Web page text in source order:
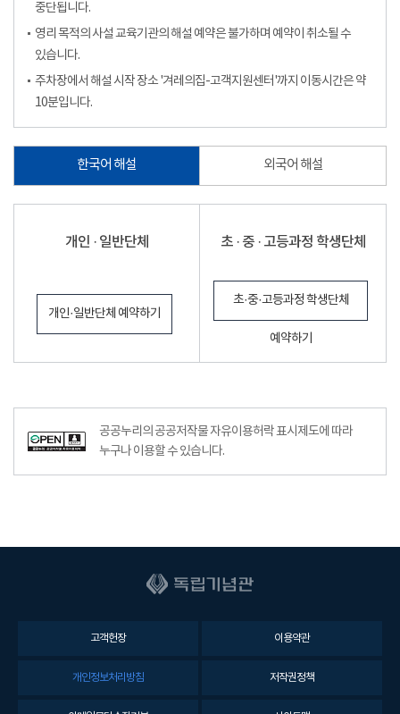
중단됩니다.
영리 목적의 사설 교육기관의 해설 예약은 불가하며 예약이 취소될 수
있습니다.
주차장에서 해설 시작 장소 '겨레의집-고객지원센터'까지 이동시간은 약
10분입니다.
한국어 해설 외국어 해설
개인 · 일반단체 초 · 중 · 고등과정 학생단체
개인·일반단체 예약하기
초·중·고등과정 학생단체
예약하기
공공누리공공저작물자유이용허락–출처표시이미지
공공누리의 공공저작물 자유이용허락 표시제도에 따라
누구나 이용할 수 있습니다.
고객헌장 이용약관
개인정보처리방침 저작권정책